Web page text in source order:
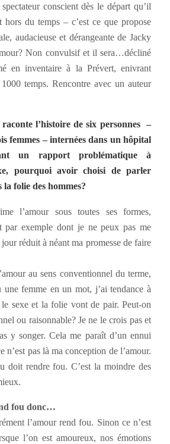
conscient dès le départ qu’il
du temps – c’est ce que propose
audacieuse et dérangeante de Jacky
Non convulsif et il sera…décliné
en inventaire à la Prévert, enivrant
temps. Rencontre avec un auteur
l’histoire de six personnes –
femmes – internées dans un hôpital
un rapport problématique à
pourquoi avoir choisi de parler
folie des hommes?
l’amour sous toutes ses formes,
par exemple dont je ne peux pas me
réduit à néant ma promesse de faire
au sens conventionnel du terme,
femme en un mot, j’ai tendance à
le sexe et la folie vont de pair. Peut-on
ou raisonnable? Je ne le crois pas et
y songer. Cela me paraît d’un ennui
n’est pas là ma conception de l’amour.
doit rendre fou. C’est la moindre des
fou donc…
l’amour rend fou. Sinon ce n’est
l’on est amoureux, nos émotions